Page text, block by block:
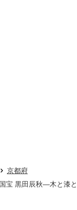
京都府
宝 黒田辰秋―木と漆